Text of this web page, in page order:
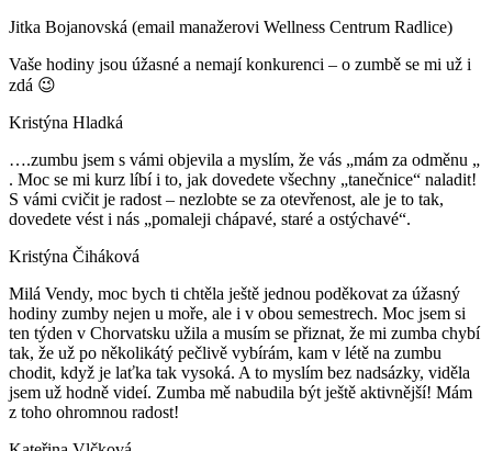
Jitka Bojanovská (email manažerovi Wellness Centrum Radlice)
Vaše hodiny jsou úžasné a nemají konkurenci – o zumbě se mi už i
zdá 😉
Kristýna Hladká
….zumbu jsem s vámi objevila a myslím, že vás „mám za odměnu „
. Moc se mi kurz líbí i to, jak dovedete všechny „tanečnice“ naladit!
S vámi cvičit je radost – nezlobte se za otevřenost, ale je to tak,
dovedete vést i nás „pomaleji chápavé, staré a ostýchavé“.
Kristýna Čiháková
Milá Vendy, moc bych ti chtěla ještě jednou poděkovat za úžasný
hodiny zumby nejen u moře, ale i v obou semestrech. Moc jsem si
ten týden v Chorvatsku užila a musím se přiznat, že mi zumba chybí
tak, že už po několikátý pečlivě vybírám, kam v létě na zumbu
chodit, když je laťka tak vysoká. A to myslím bez nadsázky, viděla
jsem už hodně videí. Zumba mě nabudila být ještě aktivnější! Mám
z toho ohromnou radost!